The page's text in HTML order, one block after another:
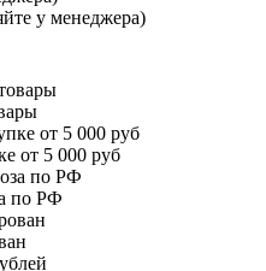
у менеджера)
от 5 000 руб
по РФ